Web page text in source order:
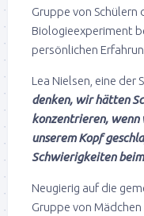
Gruppe von Schülern
Biologieexperiment
persönlichen
Lea Nielsen, eine der
denken, wir hätten
konzentrieren, wenn
unserem Kopf
Schwierigkeiten
Neugierig auf die
Gruppe von